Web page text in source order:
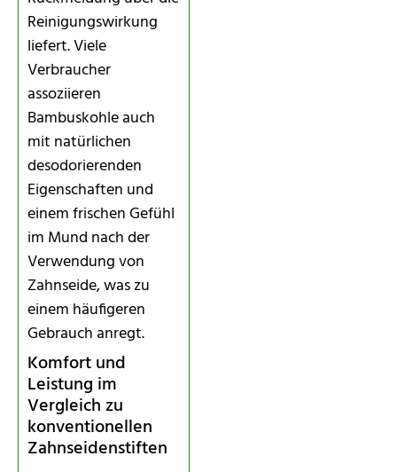
Reinigungswirkung
liefert. Viele
Verbraucher
assoziieren
Bambuskohle auch
mit natürlichen
desodorierenden
Eigenschaften und
einem frischen Gefühl
im Mund nach der
Verwendung von
Zahnseide, was zu
einem häufigeren
Gebrauch anregt.
Komfort und
Leistung im
Vergleich zu
konventionellen
Zahnseidenstiften